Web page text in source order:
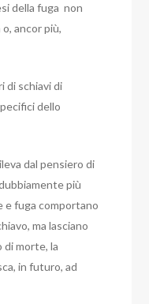
della fuga non
ancor più,
di schiavi di
dello
dal pensiero di
più
e fuga comportano
ma lasciano
di morte, la
in futuro, ad